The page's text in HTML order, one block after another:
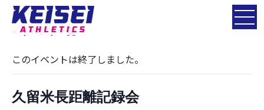
« イベント一覧
このイベントは終了しました。
久留米長距離記録会